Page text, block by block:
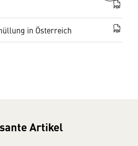
PDF
in Österreich PDF
Artikel